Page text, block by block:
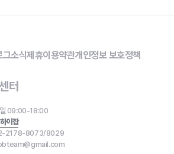
그소식제휴이용약관개인정보 보호정책
터
09:00-18:00
이잡
2178-8073/8029